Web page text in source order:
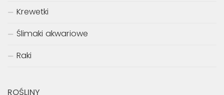
Żmijogłowowate
Inne ryby